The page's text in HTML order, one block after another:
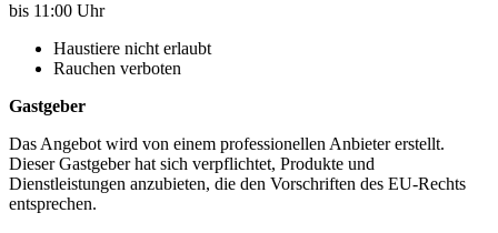
bis 11:00 Uhr
Haustiere nicht erlaubt
Rauchen verboten
Gastgeber
Das Angebot wird von einem professionellen Anbieter erstellt.
Dieser Gastgeber hat sich verpflichtet, Produkte und
Dienstleistungen anzubieten, die den Vorschriften des EU-Rechts
entsprechen.